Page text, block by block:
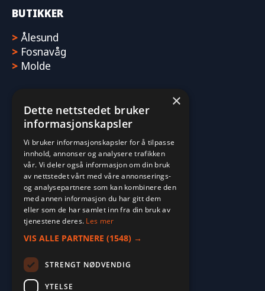
BUTIKKER
> Ålesund
> Fosnavåg
> Molde
×
Dette nettstedet bruker
informasjonskapsler
Vi bruker informasjonskapsler for å tilpasse
innhold, annonser og analysere trafikken
vår. Vi deler også informasjon om din bruk
av nettstedet vårt med våre annonserings-
og analysepartnere som kan kombinere den
med annen informasjon du har gitt dem
eller som de har samlet inn fra din bruk av
tjenestene deres. Les mer
VIS ALLE PARTNERE (1548) →
STRENGT NØDVENDIG
YTELSE